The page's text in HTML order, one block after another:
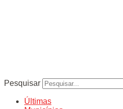
Pesquisar
Últimas